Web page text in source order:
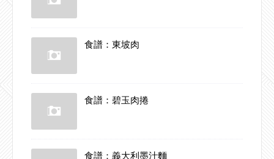
食譜：東坡肉
食譜：碧玉肉捲
食譜：義大利墨汁麵